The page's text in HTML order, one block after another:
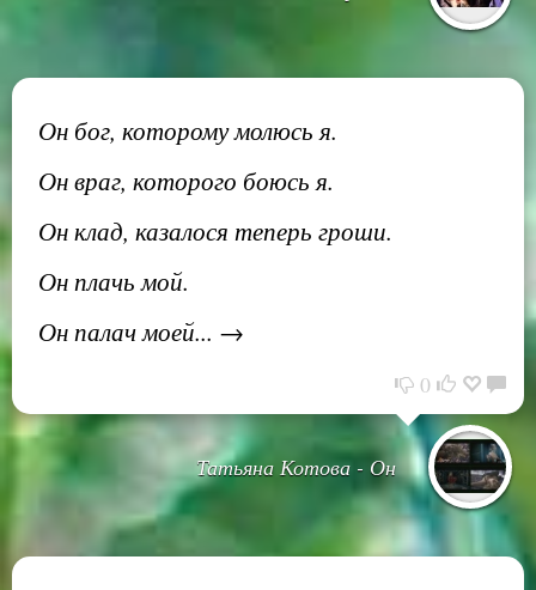
Он бог, которому молюсь я.
Он враг, которого боюсь я.
Он клад, казалося теперь гроши.
Он плачь мой.
Он палач моей... →
0
Татьяна Котова - Он